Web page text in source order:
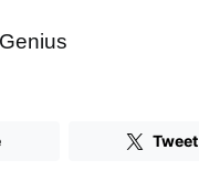
Tweet